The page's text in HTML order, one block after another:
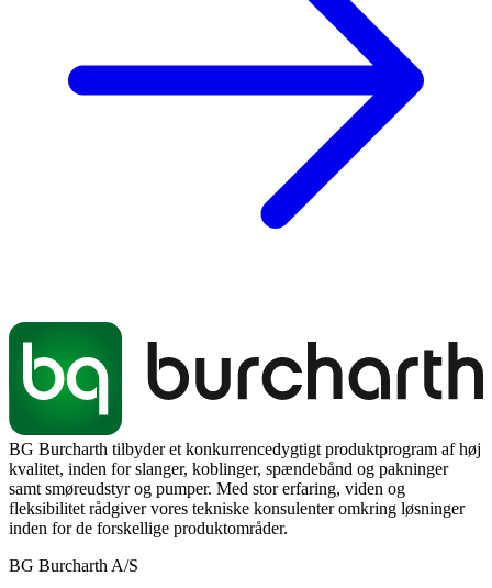
BG Burcharth tilbyder et konkurrencedygtigt produktprogram af høj
kvalitet, inden for slanger, koblinger, spændebånd og pakninger
samt smøreudstyr og pumper. Med stor erfaring, viden og
fleksibilitet rådgiver vores tekniske konsulenter omkring løsninger
inden for de forskellige produktområder.
BG Burcharth A/S